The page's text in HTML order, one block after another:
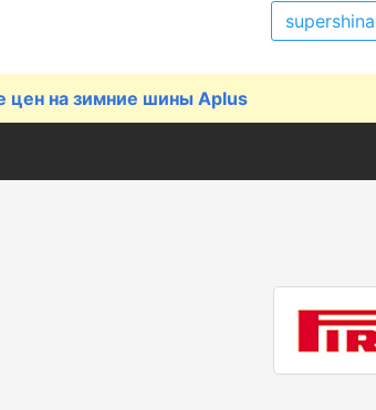
цен на зимние шины Aplus